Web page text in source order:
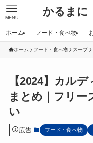
かるまに
MENU
ホーム フード・食べ物
ホーム フード・食べ物 スープ
【2024】カル
まとめ｜フリー
い
広告 フード・食べ物